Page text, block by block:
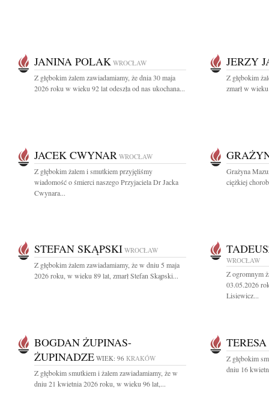
JANINA POLAK WROCŁAW
Z głębokim żalem zawiadamiamy, że dnia 30 maja
2026 roku w wieku 92 lat odeszła od nas ukochana...
JERZY
Z głębokim
zmarł w
JACEK CWYNAR WROCŁAW
Z głębokim żalem i smutkiem przyjęliśmy
wiadomość o śmierci naszego Przyjaciela Dr Jacka
Cwynara...
Grażyna
ciężkiej
STEFAN SKĄPSKI WROCŁAW
Z głębokim żalem zawiadamiamy, że w dniu 5 maja
2026 roku, w wieku 89 lat, zmarł Stefan Skąpski...
WROCŁAW
Z ogromnym
03.05.2026
Lisiewicz...
BOGDAN ŻUPINAS-
ŻUPINADZE WIEK: 96 KRAKÓW
Z głębokim smutkiem i żalem zawiadamiamy, że w
dniu 21 kwietnia 2026 roku, w wieku 96 lat,...
Z głębokim
dniu 16